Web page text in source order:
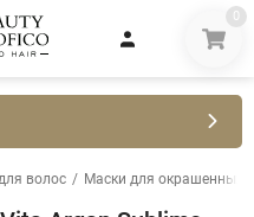
0
волос / Маски для окрашенных